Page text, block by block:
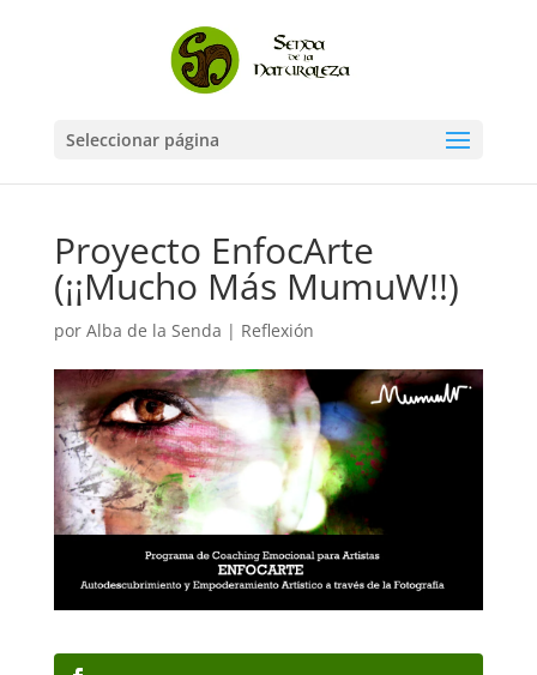
Seleccionar página
Proyecto EnfocArte
(¡¡Mucho Más MumuW!!)
por Alba de la Senda | Reflexión